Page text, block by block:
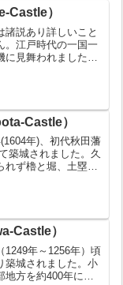
Castle）
諸説あり詳しいこと
。江戸時代の一国一
に見舞われました
、昭和4...
Castle）
年)、初代秋田藩
築城されました。久
れず櫓と堀、土塁の
Castle）
1249年～1256年）頃
築城されました。小
方を約400年に渡